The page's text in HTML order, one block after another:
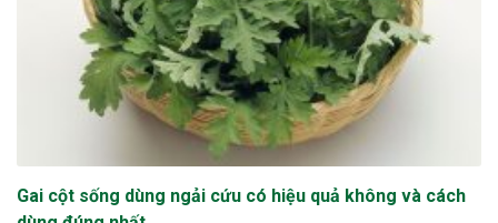
Gai cột sống dùng ngải cứu có hiệu quả không và cách